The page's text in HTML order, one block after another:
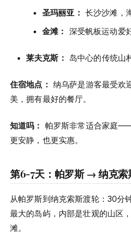
圣玛丽亚： 长沙沙滩，
金滩： 深受帆板运动爱
莱夫克斯： 岛中心的传统
住宿地点： 纳乌萨是游客最受
美，拥有最好的餐厅。
知道吗： 帕罗斯非常适合家庭
更安静，也更实惠。
第6-7天：帕罗斯 → 纳克索
从帕罗斯到纳克索斯渡轮：30分
最大的岛屿，内部是壮观的山区
滩。